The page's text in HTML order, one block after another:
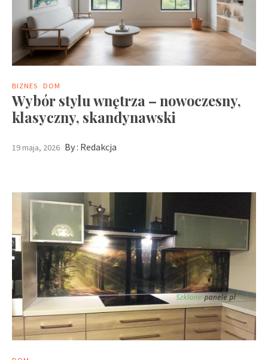
BIZNES DOM
Wybór stylu wnętrza – nowoczesny,
klasyczny, skandynawski
19 maja, 2026 By : Redakcja